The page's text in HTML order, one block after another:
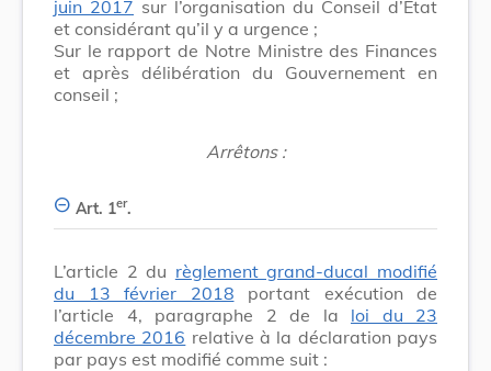
juin 2017 sur l’organisation du Conseil d’État
et considérant qu’il y a urgence ;
Sur le rapport de Notre Ministre des Finances
et après délibération du Gouvernement en
conseil ;
Arrêtons :
Art. 1er.
L’article 2 du règlement grand-ducal modifié
du 13 février 2018 portant exécution de
l’article 4, paragraphe 2 de la loi du 23
décembre 2016 relative à la déclaration pays
par pays est modifié comme suit :